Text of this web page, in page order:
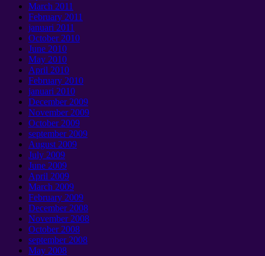
March 2011
February 2011
januari 2011
October2010
June 2010
May 2010
April 2010
February 2010
januari 2010
December2009
November2009
October2009
september 2009
August 2009
July 2009
June 2009
April 2009
March 2009
February 2009
December2008
November2008
October2008
september 2008
May 2008